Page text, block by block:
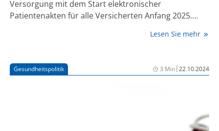
Versorgung mit dem Start elektronischer
Patientenakten für alle Versicherten Anfang 2025.
Registern und Abrechnungen der Krankenkassen
bei einem Kongress des Digitalverbands Bitkom in
Berlin deutlich. „Das Interesse an diesem Datensatz
Lesen Sie mehr
Gesundheitspolitik 3 Min|22.10.2024